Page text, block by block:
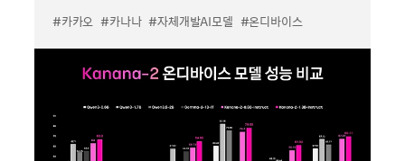
#카카오 #카나나 #자체개발AI모델 #온디바이스